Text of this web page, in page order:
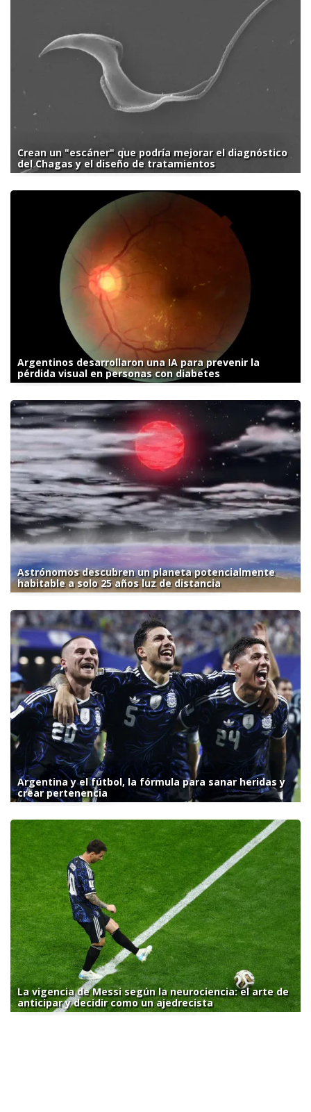
Crean un "escáner" que podría mejorar el diagnóstico
del Chagas y el diseño de tratamientos
Argentinos desarrollaron una IA para prevenir la
pérdida visual en personas con diabetes
Astrónomos descubren un planeta potencialmente
habitable a solo 25 años luz de distancia
Argentina y el fútbol, la fórmula para sanar heridas y
crear pertenencia
La vigencia de Messi según la neurociencia: el arte de
anticipar y decidir como un ajedrecista